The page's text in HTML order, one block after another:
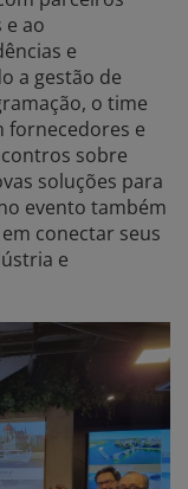
e ao
e
a gestão de
o time
fornecedores e
sobre
soluções para
evento também
conectar seus
e